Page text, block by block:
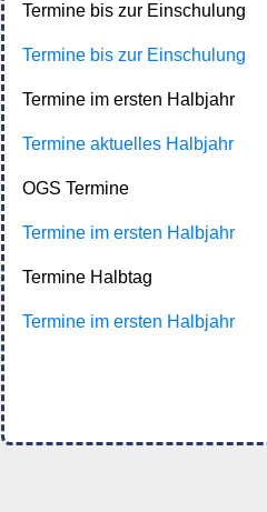
Termine bis zur Einschulung
Termine bis zur Einschulung
Termine im ersten Halbjahr
Termine aktuelles Halbjahr
OGS Termine
Termine im ersten Halbjahr
Termine Halbtag
Termine im ersten Halbjahr